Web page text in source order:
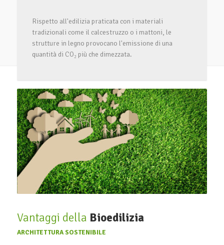
Rispetto all'edilizia praticata con i materiali
tradizionali come il calcestruzzo o i mattoni, le
strutture in legno provocano l'emissione di una
quantità di CO₂ più che dimezzata.
Vantaggi della Bioedilizia
ARCHITETTURA SOSTENIBILE